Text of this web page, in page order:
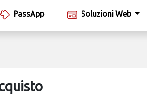
PassApp Soluzioni Web